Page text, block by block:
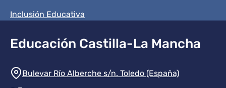
Inclusión Educativa
Educación Castilla-La Mancha
Información de la institución
Bulevar Río Alberche s/n. Toledo (España)